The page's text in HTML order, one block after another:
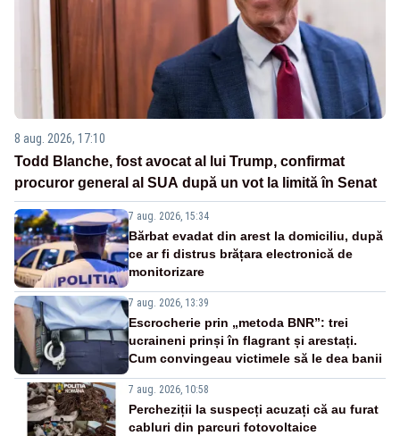
8 aug. 2026, 17:10
Todd Blanche, fost avocat al lui Trump, confirmat
procuror general al SUA după un vot la limită în Senat
7 aug. 2026, 15:34
Bărbat evadat din arest la domiciliu, după
ce ar fi distrus brățara electronică de
monitorizare
7 aug. 2026, 13:39
Escrocherie prin „metoda BNR”: trei
ucraineni prinși în flagrant și arestați.
Cum convingeau victimele să le dea banii
7 aug. 2026, 10:58
Percheziții la suspecți acuzați că au furat
cabluri din parcuri fotovoltaice